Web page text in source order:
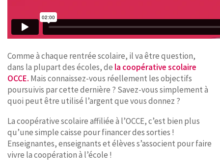
Comme à chaque rentrée scolaire, il va être question,
dans la plupart des écoles, de la coopérative scolaire
OCCE. Mais connaissez-vous réellement les objectifs
poursuivis par cette dernière ? Savez-vous simplement à
quoi peut être utilisé l’argent que vous donnez ?
La coopérative scolaire affiliée à l’OCCE, c’est bien plus
qu’une simple caisse pour financer des sorties !
Enseignantes, enseignants et élèves s’associent pour faire
vivre la coopération à l’école !